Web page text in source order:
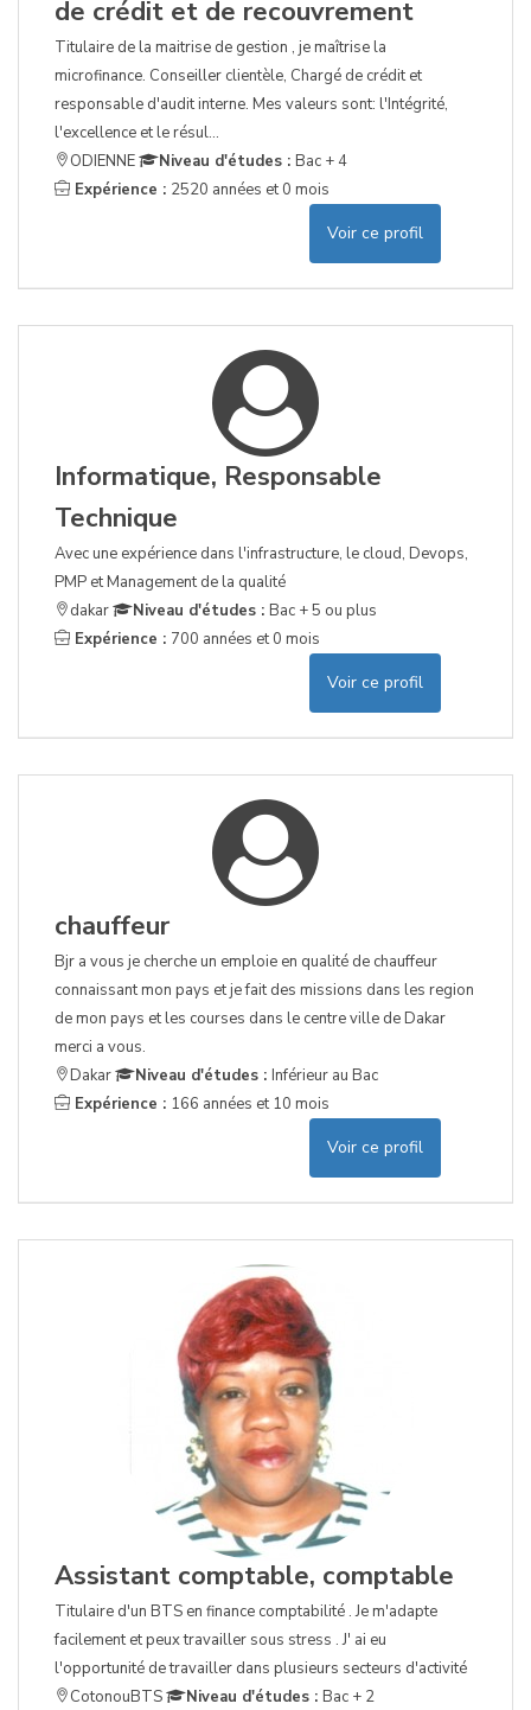
de crédit et de recouvrement
Titulaire de la maitrise de gestion , je maîtrise la
microfinance. Conseiller clientèle, Chargé de crédit et
responsable d'audit interne. Mes valeurs sont: l'Intégrité,
l'excellence et le résul...
ODIENNE
Niveau d'études : Bac + 4
Expérience : 2520 années et 0 mois
Voir ce profil
Informatique, Responsable
Technique
Avec une expérience dans l'infrastructure, le cloud, Devops,
PMP et Management de la qualité
dakar
Niveau d'études : Bac + 5 ou plus
Expérience : 700 années et 0 mois
Voir ce profil
chauffeur
Bjr a vous je cherche un emploie en qualité de chauffeur
connaissant mon pays et je fait des missions dans les region
de mon pays et les courses dans le centre ville de Dakar
merci a vous.
Dakar
Niveau d'études : Inférieur au Bac
Expérience : 166 années et 10 mois
Voir ce profil
Assistant comptable, comptable
Titulaire d'un BTS en finance comptabilité . Je m'adapte
facilement et peux travailler sous stress . J' ai eu
l'opportunité de travailler dans plusieurs secteurs d'activité
CotonouBTS
Niveau d'études : Bac + 2